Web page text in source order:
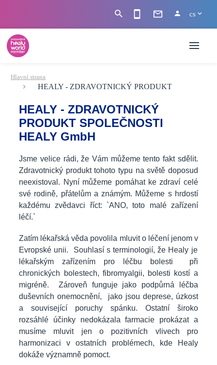
cs
Hlavní strana
HEALY - ZDRAVOTNICKÝ PRODUKT
HEALY - ZDRAVOTNICKÝ
PRODUKTSPOLEČNOSTI
HEALY GmbH
Jsme velice rádi, že Vám můžeme tento fakt sdělit.
Zdravotnický produkt tohoto typu na světě doposud
neexistoval. Nyní můžeme pomáhat ke zdraví celé
své rodině, přátelům a známým. Můžeme s hrdostí
každému zvědavci říct: `ANO, toto malé zařízení
léčí.`
Zatím lékařská věda povolila mluvit o léčení jenom v
Evropské unii. Souhlasí s terminologií, že Healy je
lékařským zařízením pro léčbu bolesti při
chronických bolestech, fibromyalgii, bolesti kostí a
migréně. Zároveň funguje jako podpůrná léčba
duševních onemocnění, jako jsou deprese, úzkost
a související poruchy spánku. Ostatní široko
rozsáhlé účinky nedokázala farmacie prokázat a
musíme mluvit jen o pozitivních vlivech pro
harmonizaci v ostatních problémech, kde Healy
dokáže významně pomoct.